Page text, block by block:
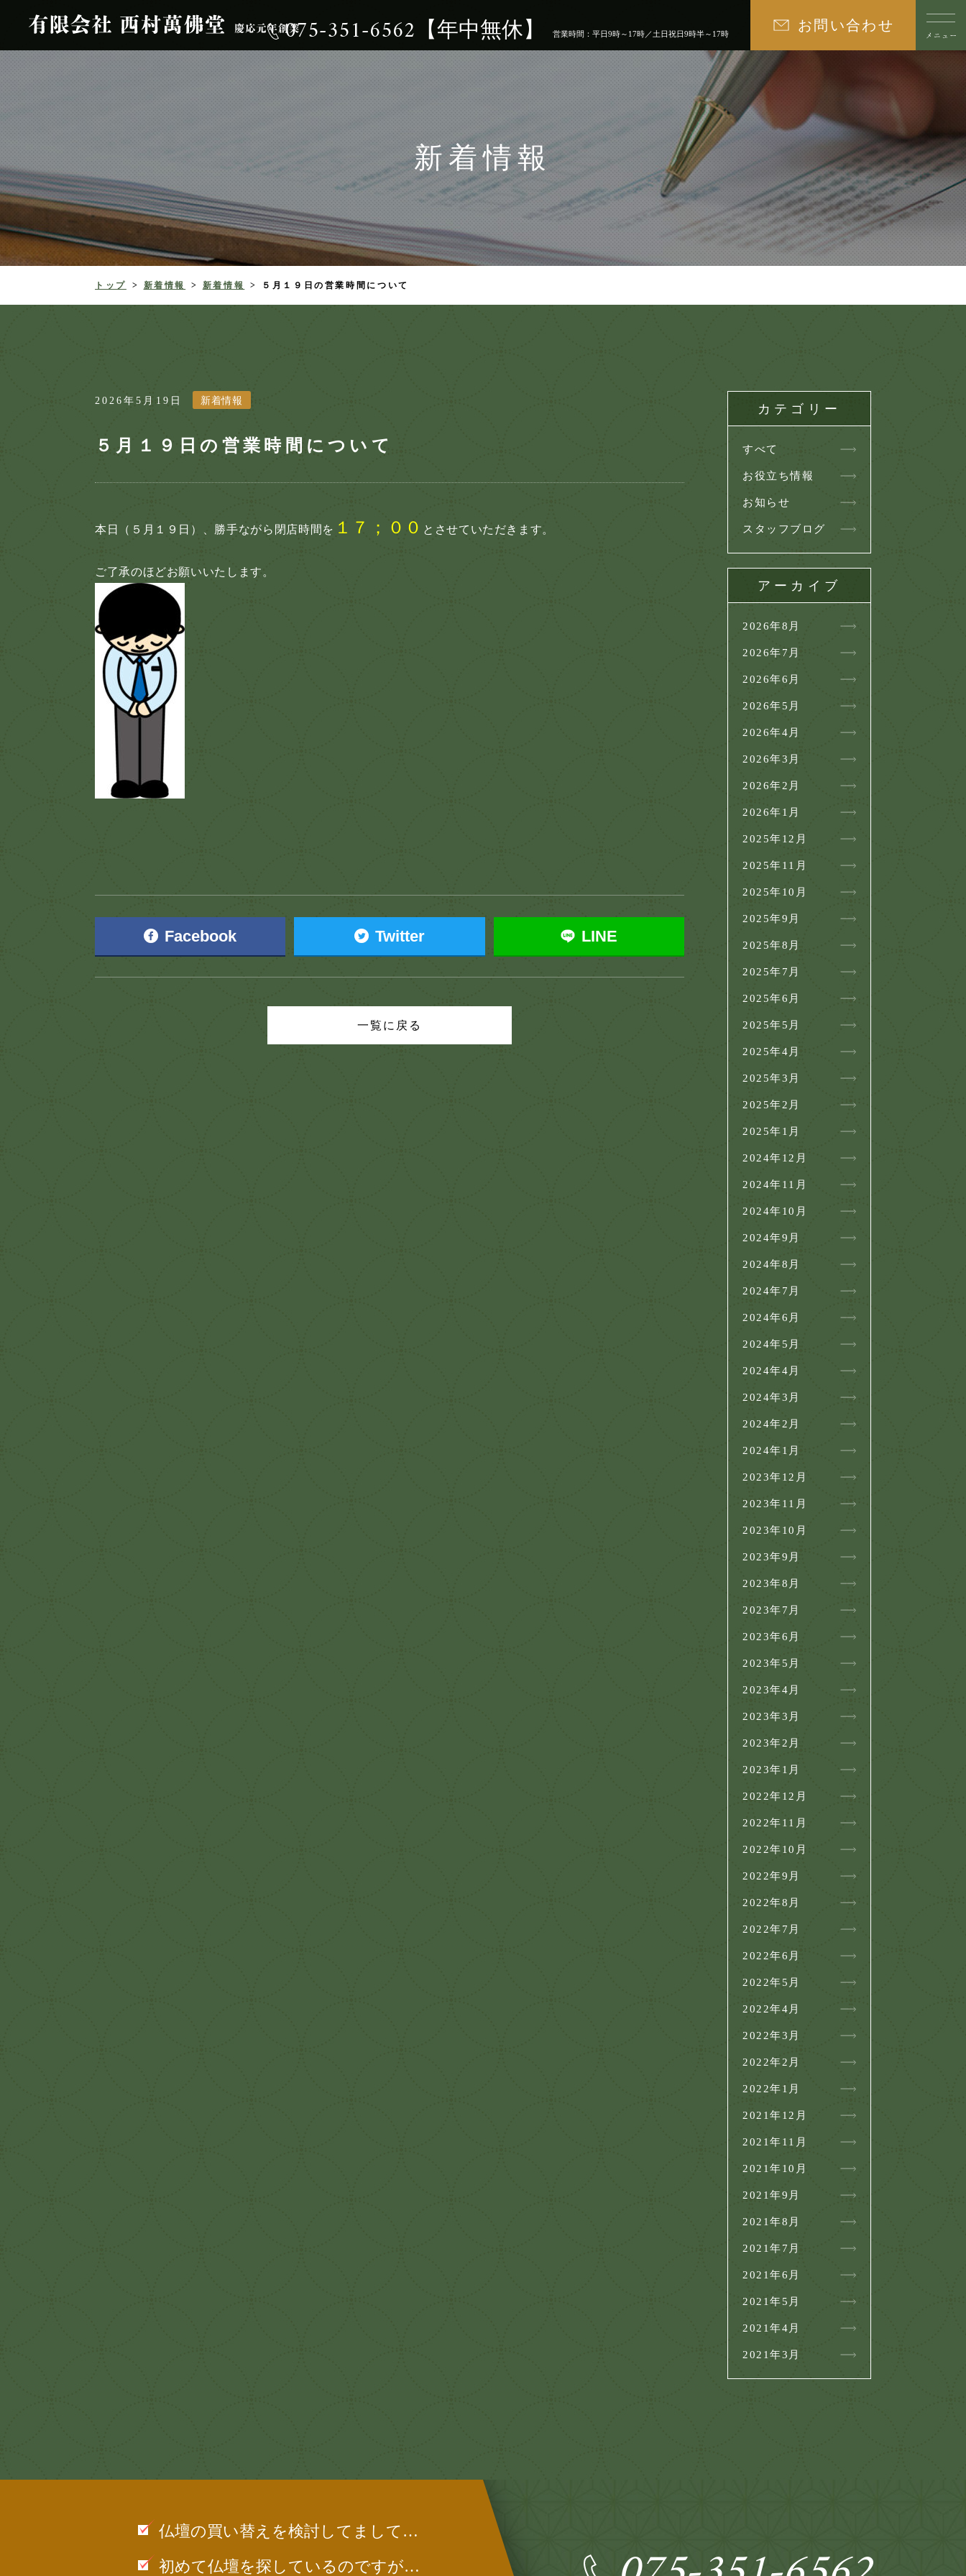
075-351-6562【年中無休】 営業時間：平日9時～17時／土日祝日9時半～17時
お問い合わせ
新着情報
トップ 新着情報 新着情報 ５月１９日の営業時間について
2026年5月19日 新着情報
５月１９日の営業時間について
本日（５月１９日）、勝手ながら閉店時間を １７；００ とさせていただきます。
ご了承のほどお願いいたします。
Facebook Twitter LINE
一覧に戻る
カテゴリー
すべて
お役立ち情報
お知らせ
スタッフブログ
アーカイブ
2026年8月
2026年7月
2026年6月
2026年5月
2026年4月
2026年3月
2026年2月
2026年1月
2025年12月
2025年11月
2025年10月
2025年9月
2025年8月
2025年7月
2025年6月
2025年5月
2025年4月
2025年3月
2025年2月
2025年1月
2024年12月
2024年11月
2024年10月
2024年9月
2024年8月
2024年7月
2024年6月
2024年5月
2024年4月
2024年3月
2024年2月
2024年1月
2023年12月
2023年11月
2023年10月
2023年9月
2023年8月
2023年7月
2023年6月
2023年5月
2023年4月
2023年3月
2023年2月
2023年1月
2022年12月
2022年11月
2022年10月
2022年9月
2022年8月
2022年7月
2022年6月
2022年5月
2022年4月
2022年3月
2022年2月
2022年1月
2021年12月
2021年11月
2021年10月
2021年9月
2021年8月
2021年7月
2021年6月
2021年5月
2021年4月
2021年3月
仏壇の買い替えを検討してまして…
初めて仏壇を探しているのですが…